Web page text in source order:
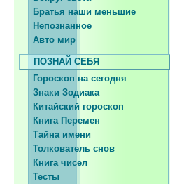
Братья наши меньшие
Непознанное
Авто мир
ПОЗНАЙ СЕБЯ
Гороскоп на сегодня
Знаки Зодиака
Китайский гороскоп
Книга Перемен
Тайна имени
Толкователь снов
Книга чисел
Тесты